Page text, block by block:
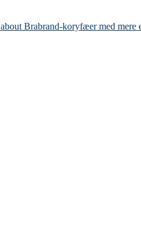
about Brabrand-koryfæer med mere